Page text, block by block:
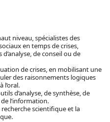
niveau, spécialistes des
en temps de crises,
de conseil ou de
de crises, en mobilisant une
des raisonnements logiques
l’oral.
d’analyse, de synthèse, de
l’information.
scientifique et la